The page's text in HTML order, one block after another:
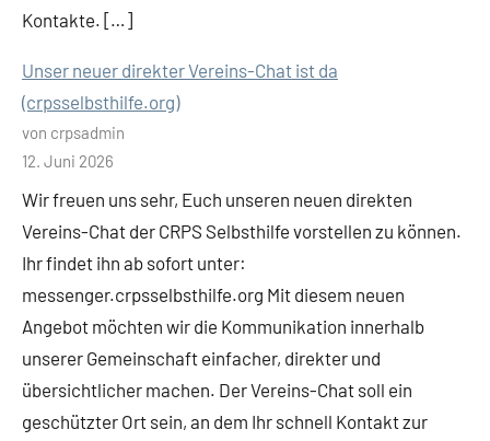
Kontakte. […]
Unser neuer direkter Vereins-Chat ist da
(crpsselbsthilfe.org)
von crpsadmin
12. Juni 2026
Wir freuen uns sehr, Euch unseren neuen direkten
Vereins-Chat der CRPS Selbsthilfe vorstellen zu können.
Ihr findet ihn ab sofort unter:
messenger.crpsselbsthilfe.org Mit diesem neuen
Angebot möchten wir die Kommunikation innerhalb
unserer Gemeinschaft einfacher, direkter und
übersichtlicher machen. Der Vereins-Chat soll ein
geschützter Ort sein, an dem Ihr schnell Kontakt zur